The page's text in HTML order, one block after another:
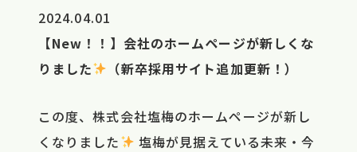
2024.04.01
【New！！】会社のホームページが新しくな
りました
（新卒採用サイト追加更新！）
この度、株式会社塩梅のホームページが新し
くなりました
塩梅が見据えている未来・今